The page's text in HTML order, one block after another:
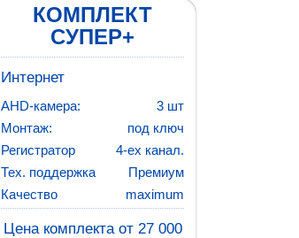
КОМПЛЕКТ
СУПЕР+
Интернет
AHD-камера:
3 шт
Монтаж:
под ключ
Регистратор
4-ех канал.
Тех. поддержка
Премиум
Качество
maximum
Цена комплекта от 27 000